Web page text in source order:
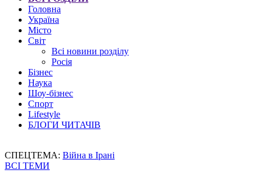
Головна
Україна
Місто
Світ
Всі новини розділу
Росія
Бізнес
Наука
Шоу-бізнес
Спорт
Lifestyle
БЛОГИ ЧИТАЧІВ
СПЕЦТЕМА: Війна в Ірані
ВСІ ТЕМИ